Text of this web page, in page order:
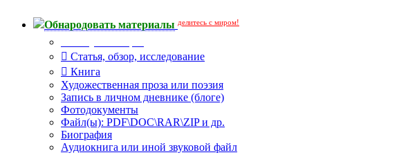
Обнародовать материалы делитесь с миром!
Статья, обзор, исследование
Книга
Художественная проза или поэзия
Запись в личном дневнике (блоге)
Фотодокументы
Файл(ы): PDF\DOC\RAR\ZIP и др.
Биография
Аудиокнига или иной звуковой файл